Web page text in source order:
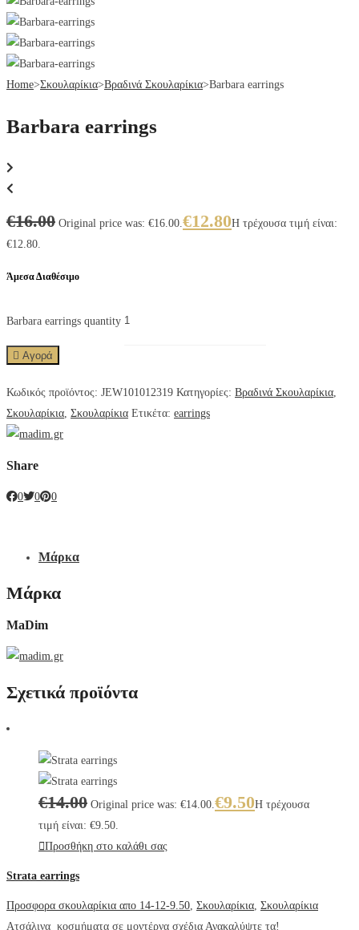
Home>Σκουλαρίκια>Βραδινά Σκουλαρίκια>Barbara earrings
Barbara earrings
€16.00 Original price was: €16.00. €12.80Η τρέχουσα τιμή είναι:
€12.80.
Άμεσα Διαθέσιμο
Barbara earrings quantity
Αγορά
Κωδικός προϊόντος: JEW101012319 Κατηγορίες: Βραδινά Σκουλαρίκια
Σκουλαρίκια Σκουλαρίκια Ετικέτα: earrings
Share
0 0 0
Μάρκα
Μάρκα
MaDim
Σχετικά προϊόντα
€14.00 Original price was: €14.00.€9.50Η τρέχουσα
τιμή είναι: €9.50.
Προσθήκη στο καλάθι σας
Strata earrings
Προσφορα σκουλαρίκια απο 14-12-9.50, Σκουλαρίκια, Σκουλαρίκια
Ατσάλινα κοσμήματα σε μοντέρνα σχέδια Ανακαλύψτε τα!